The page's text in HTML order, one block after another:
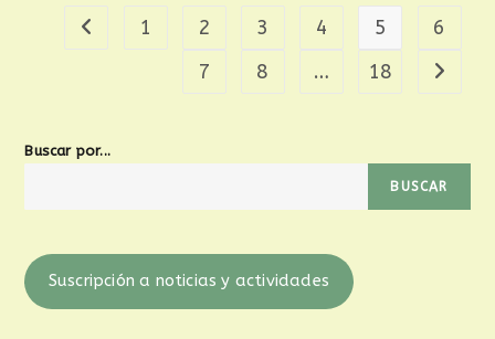
1 2 3 4 5
6
7
8 … 18
Buscar por...
BUSCAR
Suscripción a noticias y actividades